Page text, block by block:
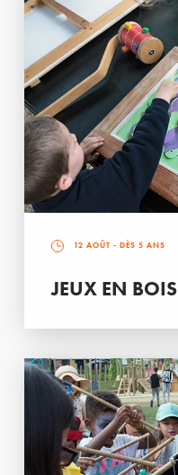
12 AOÛT - DÈS 5 ANS
JEUX EN BOIS